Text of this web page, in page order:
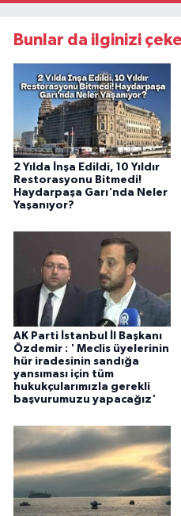
Bunlar da ilginizi
2 Yılda İnşa Edildi, 10 Yıldır
Restorasyonu Bitmedi!
Haydarpaşa Garı'nda Neler
Yaşanıyor?
AK Parti İstanbul İl Başkanı
Özdemir : ' Meclis üyelerinin
hür iradesinin sandığa
yansıması için tüm
hukukçularımızla gerekli
başvurumuzu yapacağız'